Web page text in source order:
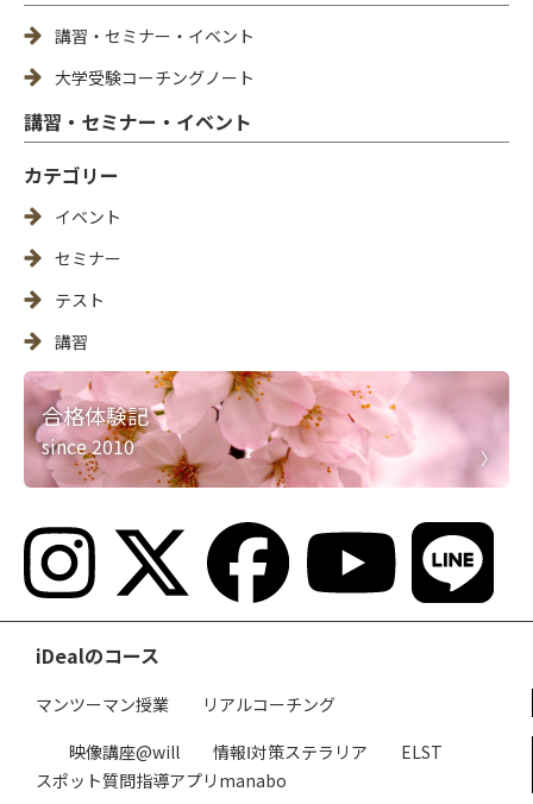
講習・セミナー・イベント
大学受験コーチングノート
講習・セミナー・イベント
カテゴリー
イベント
セミナー
テスト
講習
合格体験記
since 2010
iDealのコース
マンツーマン授業
リアルコーチング
映像講座@will
情報Ⅰ対策ステラリア
ELST
スポット質問指導アプリmanabo